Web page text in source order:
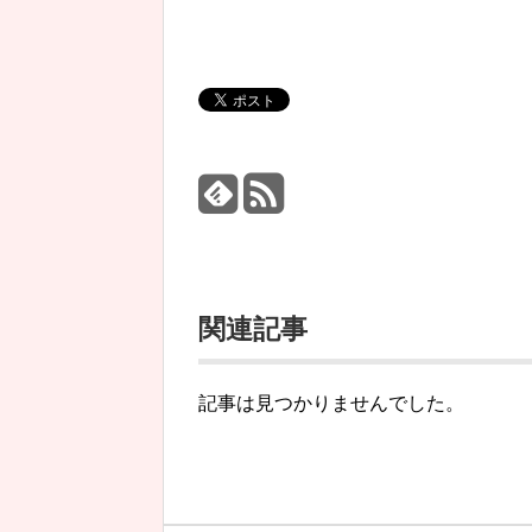
関連記事
記事は見つかりませんでした。